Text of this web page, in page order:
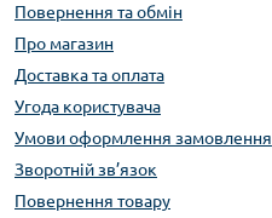
Повернення та обмін
Про магазин
Доставка та оплата
Угода користувача
Умови оформлення замовлення
Зворотній зв’язок
Повернення товару